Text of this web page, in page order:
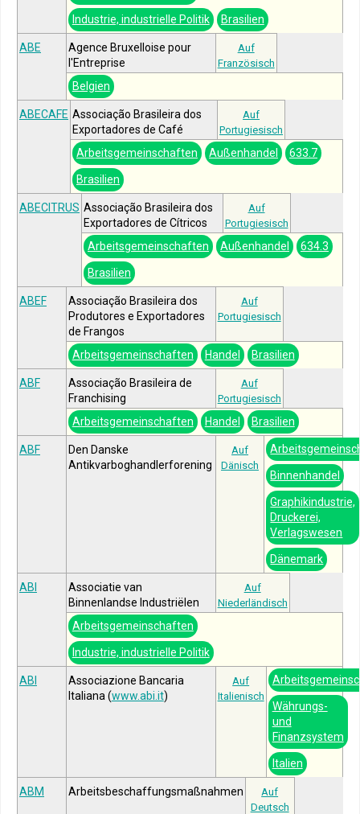
Industrie, industrielle Politik Brasilien
ABE
Agence Bruxelloise pour
l'Entreprise
Auf
Französisch
Belgien
ABECAFE Associação Brasileira dos
Exportadores de Café
Auf
Portugiesisch
Arbeitsgemeinschaften Außenhandel 633.7
Brasilien
ABECITRUS Associação Brasileira dos
Exportadores de Cítricos
Auf
Portugiesisch
Arbeitsgemeinschaften Außenhandel 634.3
Brasilien
ABEF
Associação Brasileira dos
Produtores e Exportadores
de Frangos
Auf
Portugiesisch
Arbeitsgemeinschaften Handel Brasilien
ABF
Associação Brasileira de
Franchising
Auf
Portugiesisch
Arbeitsgemeinschaften Handel Brasilien
ABF
Den Danske
Antikvarboghandlerforening
Auf
Dänisch
Binnenhandel
Graphikindustrie,
Druckerei,
Verlagswesen
Dänemark
ABI
Associatie van
Binnenlandse Industriëlen
Auf
Niederländisch
Arbeitsgemeinschaften
Industrie, industrielle Politik
ABI
Associazione Bancaria
Italiana (www.abi.it)
Auf
Italienisch
Währungs-
und
Finanzsystem
Italien
ABM Arbeitsbeschaffungsmaßnahmen
Auf
Deutsch